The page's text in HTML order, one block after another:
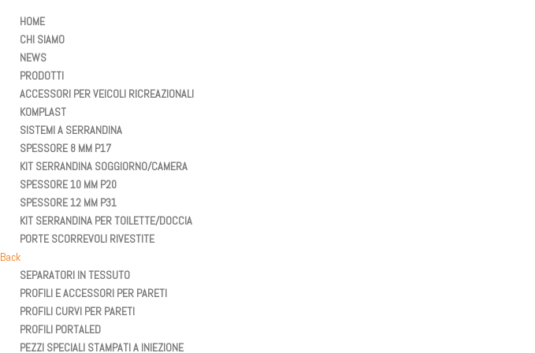
HOME
CHI SIAMO
NEWS
PRODOTTI
ACCESSORI PER VEICOLI RICREAZIONALI
KOMPLAST
SISTEMI A SERRANDINA
SPESSORE 8 MM P17
KIT SERRANDINA SOGGIORNO/CAMERA
SPESSORE 10 MM P20
SPESSORE 12 MM P31
KIT SERRANDINA PER TOILETTE/DOCCIA
PORTE SCORREVOLI RIVESTITE
Back
SEPARATORI IN TESSUTO
PROFILI E ACCESSORI PER PARETI
PROFILI CURVI PER PARETI
PROFILI PORTALED
PEZZI SPECIALI STAMPATI A INIEZIONE